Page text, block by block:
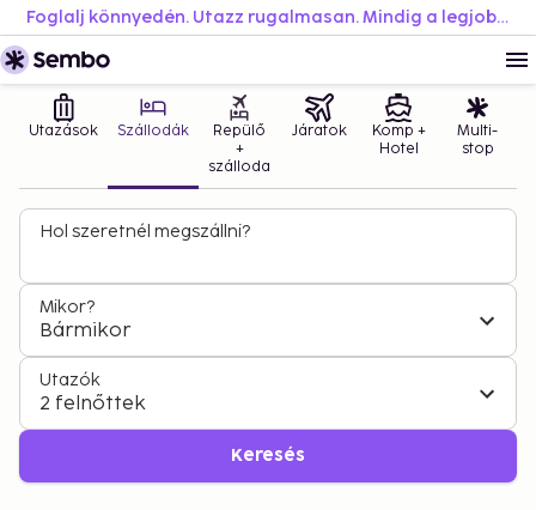
Foglalj könnyedén. Utazz rugalmasan. Mindig a legjobb áron.
Utazások Szállodák
Repülő
+
szálloda
Járatok
Komp +
Hotel
Multi-
stop
Hol szeretnél megszállni?
Mikor?
Bármikor
Utazók
2 felnőttek
Keresés